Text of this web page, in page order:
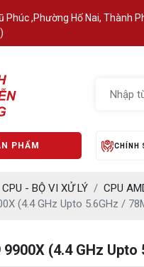
Phúc ,Phường Hố Nai, Thành
PHẨM CHÍNH
CPU - BỘ VI XỬ LÝ
CPU
(4.4 GHz Upto 5.6GHz /
9900X (4.4 GHz